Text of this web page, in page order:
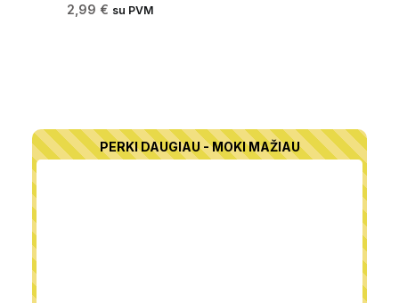
2,99 € su PVM
PERKI DAUGIAU - MOKI MAŽIAU